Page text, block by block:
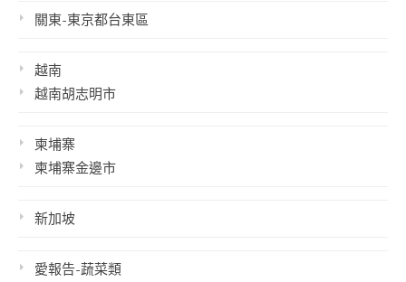
關東-東京都台東區
越南
越南胡志明市
柬埔寨
柬埔寨金邊市
新加坡
愛報告-蔬菜類